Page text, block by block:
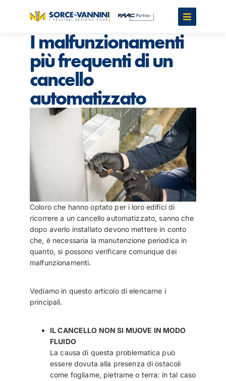
I malfunzionamenti
più frequenti di un
cancello
automatizzato
Coloro che hanno optato per i loro edifici di
ricorrere a un cancello automatizzato, sanno che
dopo averlo installato devono mettere in conto
che, è necessaria la manutenzione periodica in
quanto, si possono verificare comunque dei
malfunzionamenti.
Vediamo in questo articolo di elencarne i
principali.
IL CANCELLO NON SI MUOVE IN MODO
FLUIDO
La causa di questa problematica può
essere dovuta alla presenza di ostacoli
come fogliame, pietrame o terra: in tal caso